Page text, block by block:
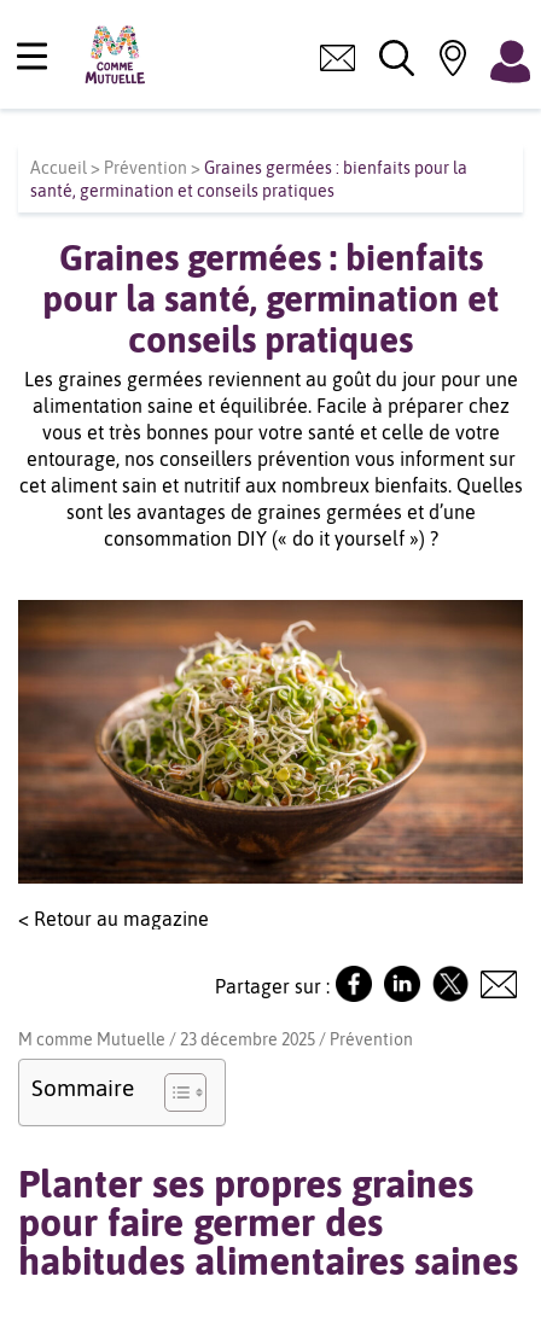
Accueil > Prévention > Graines germées : bienfaits pour la
santé, germination et conseils pratiques
Graines germées : bienfaits
pour la santé, germination et
conseils pratiques
Les graines germées reviennent au goût du jour pour une
alimentation saine et équilibrée. Facile à préparer chez
vous et très bonnes pour votre santé et celle de votre
entourage, nos conseillers prévention vous informent sur
cet aliment sain et nutritif aux nombreux bienfaits. Quelles
sont les avantages de graines germées et d’une
consommation DIY (« do it yourself ») ?
< Retour au magazine
Partager sur :
M comme Mutuelle / 23 décembre 2025 / Prévention
Sommaire
Planter ses propres graines
pour faire germer des
habitudes alimentaires saines